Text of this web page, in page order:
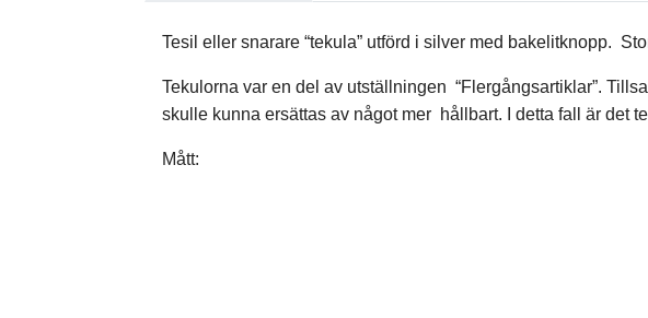
Tesil eller snarare “tekula” utförd i silver med bakelitknopp.
Tekulorna var en del av utställningen “Flergångsartiklar”.
skulle kunna ersättas av något mer hållbart. I detta fall är det
Mått: